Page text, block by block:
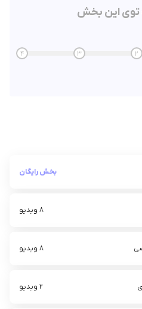
توی این بخش
2
3
4
بخش رایگان
8 ویدیو
8 ویدیو
2 ویدیو